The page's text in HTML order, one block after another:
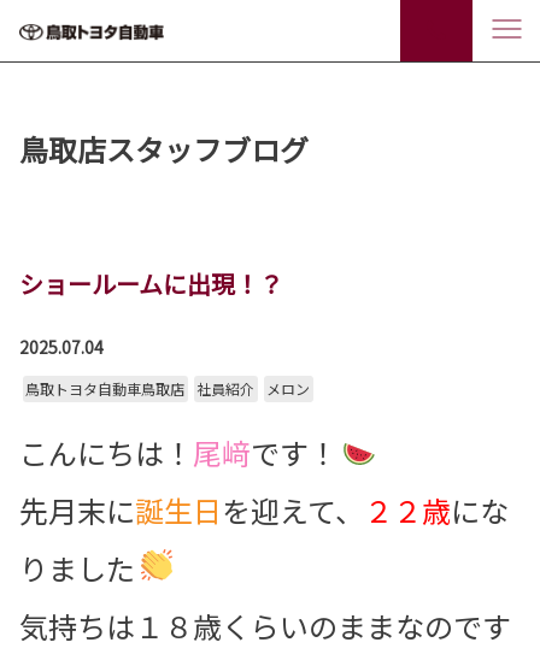
鳥取店スタッフブログ
ショールームに出現！？
2025.07.04
鳥取トヨタ自動車鳥取店 社員紹介 メロン
こんにちは！ 尾﨑です！
先月末に誕生日を迎えて、 ２２歳にな
りました
気持ちは１８歳くらいのままなのです